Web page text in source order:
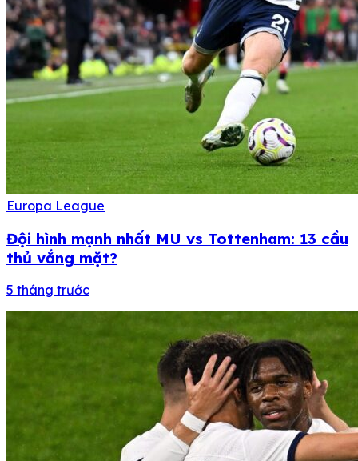
Europa League
Đội hình mạnh nhất MU vs Tottenham: 13 cầu
thủ vắng mặt?
5 tháng trước